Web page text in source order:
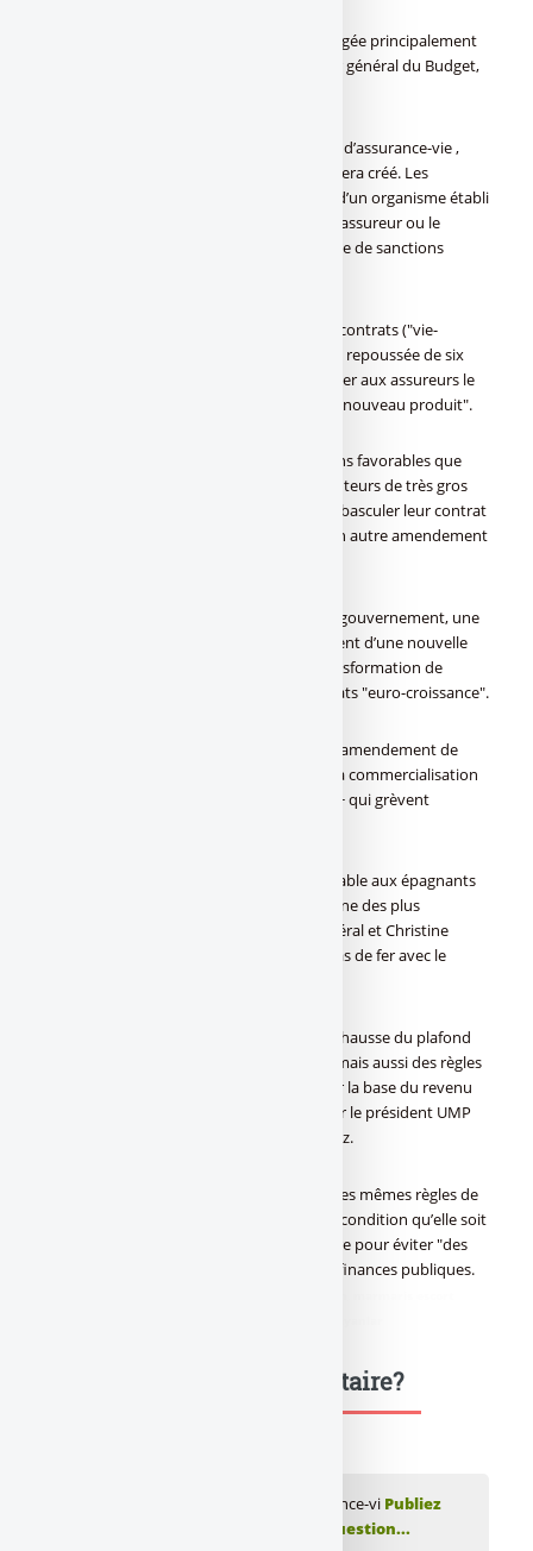
La réforme a été légèrement revue et corrigée principalement
par le vote d’amendements du rapporteur général du Budget,
Un système de fichier central des contrats d’assurance-vie ,
inspiré du fichier des comptes bancaires, sera créé. Les
contrats d’assurance vie souscrits auprès d’un organisme établi
hors de France devront être déclarés par l’assureur ou le
souscripteur à compter de 2016, sous peine de sanctions
L’entrée en vigueur de certains nouveaux contrats ("vie-
génération") introduits par la réforme sera repoussée de six
mois, à juillet 2014, notamment pour "laisser aux assureurs le
temps de développer et commercialiser cenouveau produit".
Les transmissions seront fiscalement moins favorables que
prévu par le gouvernement pour les détenteurs de très gros
contrats d’assurance vie qui choisiront de basculer leur contrat
dans le nouveau dispositif, sous l’effet d’un autre amendement
Egalement votée, via un amendement du gouvernement, une
disposition entend éviter un contournement d’une nouvelle
taxe à la charge des assureurs liée à la transformation de
certains contrats d’assurance vie en contrats "euro-croissance".
L’Assemblée a également adoptéun autre amendement de
M. Eckert ayant l’objectif de "mettre fin à la commercialisation
de contrats d’assurance vie +anti-[a[ISF]a]+ qui grèvent
Face à la réforme de l’assurance-vie "favorable aux épagnants
plus aisés", un coup de pouce pour l’épargne des plus
modestes, souhaité par le rapporteur général et Christine
Pirès-Beaune, a été voté après un petit bras de fer avec le
Les deux élus socialistes ont défendu une hausse du plafond
du livret d’épargne populaire à 800 euros mais aussi des règles
de calcul plus favorables de ce plafond, sur la base du revenu
fiscal de référence. Ils ont été soutenus par le président UMP
de la commission des Finances Gilles Carrez.
Pierre Moscovici, qui plaidait pour garder les mêmes règles de
calcul, a finalement accepté leur version à condition qu’elle soit
retravaillée lors de la navette parlementaire pour éviter "des
effets potentiellement explosifs" pour les finances publiques.
Une question, un commentaire?
💬 Réagir à cet article Réforme de l'assurance-vi Publiez
votre commentaire ou posez votre question...